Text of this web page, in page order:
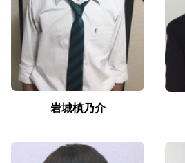
岩城槙乃介